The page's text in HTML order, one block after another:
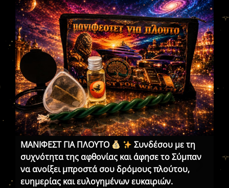
ΜΑΝΙΦΕΣΤ ΓΙΑ ΠΛΟΥΤΟ
Συνδέσου με τη
συχνότητα της αφθονίας και άφησε το Σύμπαν
να ανοίξει μπροστά σου δρόμους πλούτου,
ευημερίας και ευλογημένων ευκαιριών.